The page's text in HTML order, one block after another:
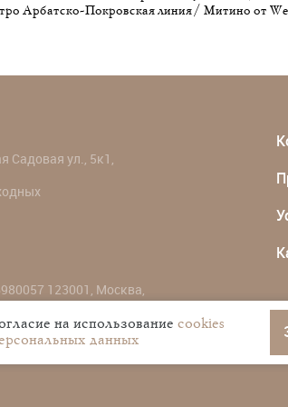
Арбатско-Покровская линия / Митино от
Садовая ул., 5к1,
123001, Москва,
на использование cookies
данных